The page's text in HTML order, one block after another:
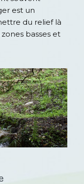
est un
du relief là
basses et